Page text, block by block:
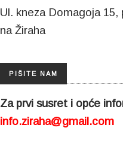
Ul. kneza Domagoja
na Žiraha
PIŠITE NAM
Za prvi susret i opće
info.ziraha@gmail.com